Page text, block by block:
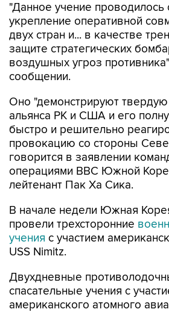
"Данное учение проводилось
укрепление оперативной
двух стран и... в качестве
защите стратегических
воздушных угроз
сообщении.
Оно "демонстрируют
альянса РК и США и его
быстро и решительно
провокацию со стороны
говорится в заявлении
операциями ВВС Южной
лейтенант Пак Ха Сика.
В начале недели Южная
провели трехсторонние
учения с участием
USS Nimitz.
Двухдневные
спасательные учения с
американского атомного